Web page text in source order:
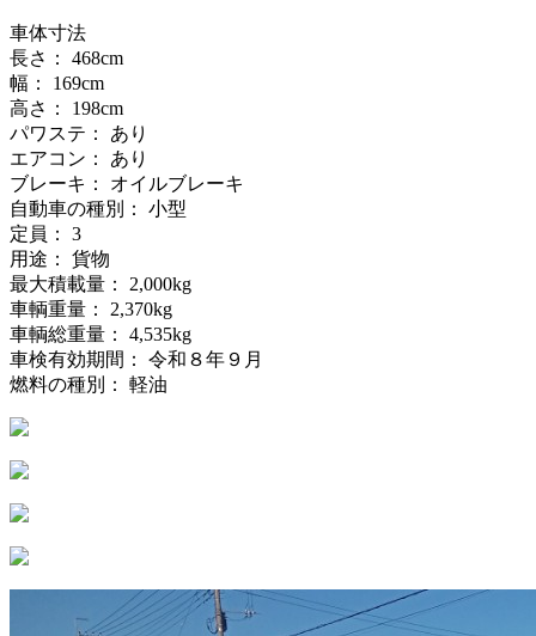
車体寸法
長さ： 468cm
幅： 169cm
高さ： 198cm
パワステ： あり
エアコン： あり
ブレーキ： オイルブレーキ
自動車の種別： 小型
定員： 3
用途： 貨物
最大積載量： 2,000kg
車輌重量： 2,370kg
車輌総重量： 4,535kg
車検有効期間： 令和８年９月
燃料の種別： 軽油